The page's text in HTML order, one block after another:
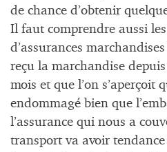
de chance d’obtenir
Il faut comprendre aussi
d’assurances
reçu la marchandise
mois et que l’on s’aperçoit
endommagé bien que
l’assurance qui nous a
transport va avoir tendance